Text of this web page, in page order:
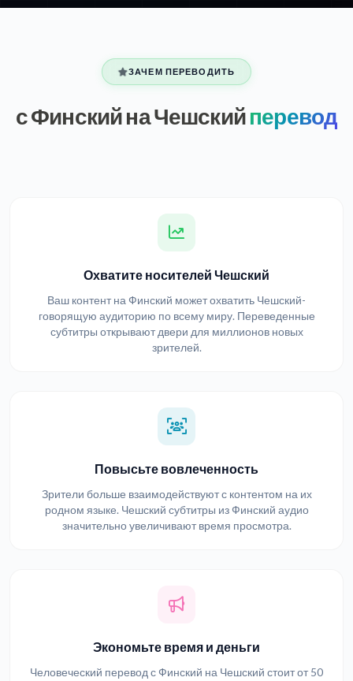
ЗАЧЕМ ПЕРЕВОДИТЬ
с Финский на Чешскийперевод
Охватите носителей Чешский
Ваш контент на Финский может охватить Чешский-
говорящую аудиторию по всему миру. Переведенные
субтитры открывают двери для миллионов новых
зрителей.
Повысьте вовлеченность
Зрители больше взаимодействуют с контентом на их
родном языке. Чешский субтитры из Финский аудио
значительно увеличивают время просмотра.
Экономьте время и деньги
Человеческий перевод с Финский на Чешский стоит от 50